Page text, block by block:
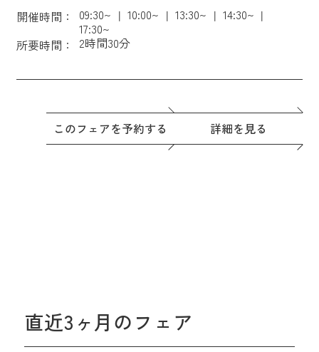
開催時間： 09:30~ 10:00~ 13:30~
14:30~
17:30~
所要時間：
2時間30分
このフェアを予約する 詳細を見る
直近3ヶ月のフェア